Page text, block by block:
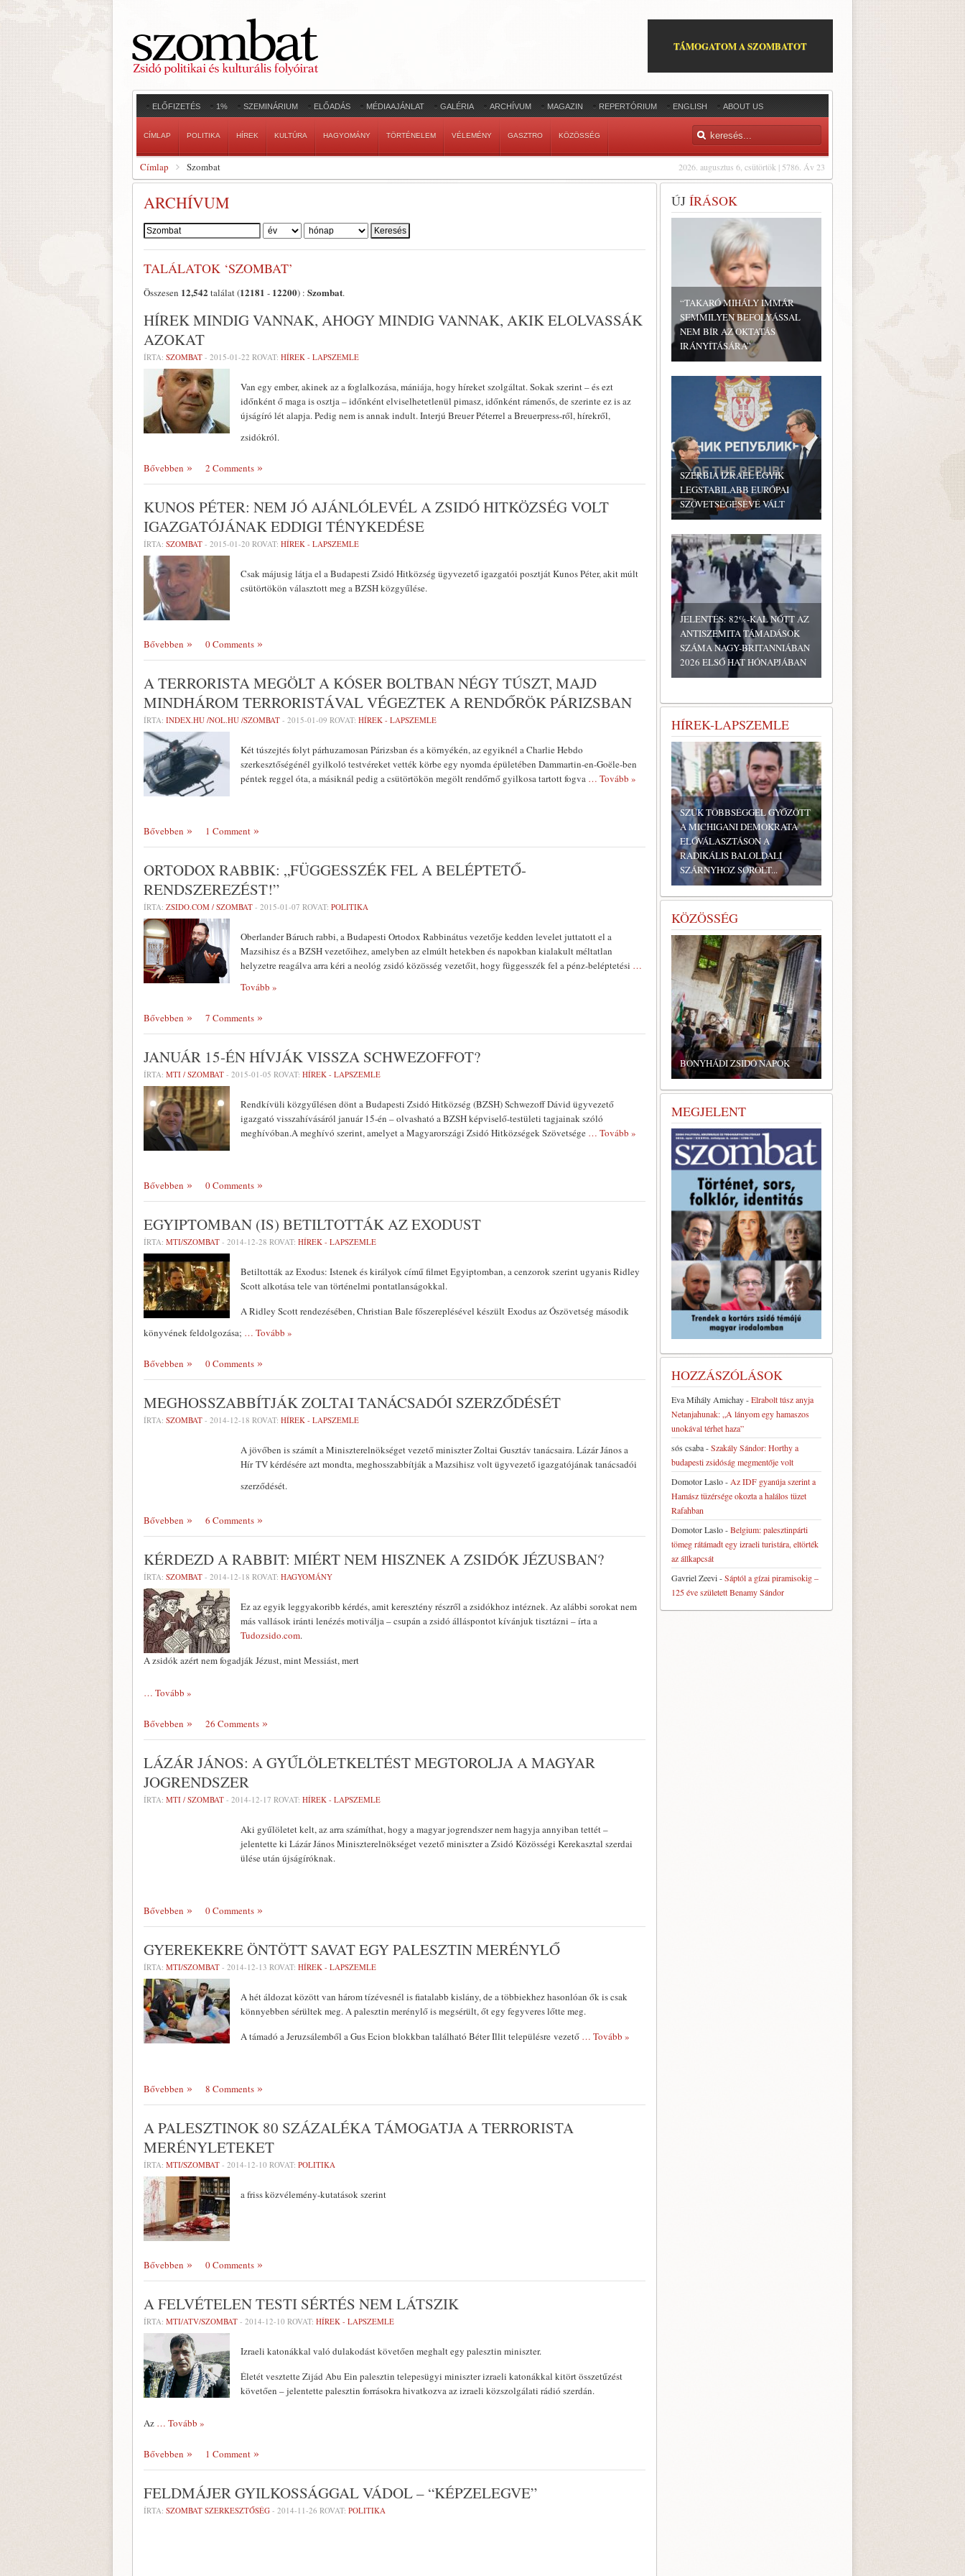
TÁMOGATOM A SZOMBATOT
ELŐFIZETÉS 1% SZEMINÁRIUM ELŐADÁS MÉDIAAJÁNLAT GALÉRIA ARCHÍVUM MAGAZIN REPERTÓRIUM ENGLISH ABOUT US
CÍMLAP POLITIKA HÍREK KULTÚRA HAGYOMÁNY TÖRTÉNELEM VÉLEMÉNY GASZTRO KÖZÖSSÉG
2026. augusztus 6, csütörtök | 5786. Áv 23
Címlap Szombat
ARCHÍVUM
Szerző:
TALÁLATOK ‘SZOMBAT’
Összesen 12,542 találat (12181 - 12200) : Szombat.
HÍREK MINDIG VANNAK, AHOGY MINDIG VANNAK, AKIK ELOLVASSÁK
AZOKAT
ÍRTA: SZOMBAT - 2015-01-22 ROVAT: HÍREK - LAPSZEMLE
Van egy ember, akinek az a foglalkozása, mániája, hogy híreket szolgáltat. Sokak szerint – és ezt
időnként ő maga is osztja – időnként elviselhetetlenül pimasz, időnként rámenős, de szerinte ez is az
újságíró lét alapja. Pedig nem is annak indult. Interjú Breuer Péterrel a Breuerpress-ről, hírekről,
zsidókról.
Bővebben 2 Comments
KUNOS PÉTER: NEM JÓ AJÁNLÓLEVÉL A ZSIDÓ HITKÖZSÉG VOLT
IGAZGATÓJÁNAK EDDIGI TÉNYKEDÉSE
ÍRTA: SZOMBAT - 2015-01-20 ROVAT: HÍREK - LAPSZEMLE
Csak májusig látja el a Budapesti Zsidó Hitközség ügyvezető igazgatói posztját Kunos Péter, akit múlt
csütörtökön választott meg a BZSH közgyűlése.
Bővebben 0 Comments
A TERRORISTA MEGÖLT A KÓSER BOLTBAN NÉGY TÚSZT, MAJD
MINDHÁROM TERRORISTÁVAL VÉGEZTEK A RENDŐRÖK PÁRIZSBAN
ÍRTA: INDEX.HU /NOL.HU /SZOMBAT - 2015-01-09 ROVAT: HÍREK - LAPSZEMLE
Két túszejtés folyt párhuzamosan Párizsban és a környékén, az egyiknél a Charlie Hebdo
szerkesztőségénél gyilkoló testvéreket vették körbe egy nyomda épületében Dammartin-en-Goële-ben
péntek reggel óta, a másiknál pedig a csütörtökön megölt rendőrnő gyilkosa tartott fogva … Tovább »
Bővebben 1 Comment
ORTODOX RABBIK: „FÜGGESSZÉK FEL A BELÉPTETŐ-
RENDSZEREZÉST!”
ÍRTA: ZSIDO.COM / SZOMBAT - 2015-01-07 ROVAT: POLITIKA
Oberlander Báruch rabbi, a Budapesti Ortodox Rabbinátus vezetője kedden levelet juttatott el a
Mazsihisz és a BZSH vezetőihez, amelyben az elmúlt hetekben és napokban kialakult méltatlan
helyzetre reagálva arra kéri a neológ zsidó közösség vezetőit, hogy függesszék fel a pénz-beléptetési …
Tovább »
Bővebben 7 Comments
JANUÁR 15-ÉN HÍVJÁK VISSZA SCHWEZOFFOT?
ÍRTA: MTI / SZOMBAT - 2015-01-05 ROVAT: HÍREK - LAPSZEMLE
Rendkívüli közgyűlésen dönt a Budapesti Zsidó Hitközség (BZSH) Schwezoff Dávid ügyvezető
igazgató visszahívásáról január 15-én – olvasható a BZSH képviselő-testületi tagjainak szóló
meghívóban.A meghívó szerint, amelyet a Magyarországi Zsidó Hitközségek Szövetsége … Tovább »
Bővebben 0 Comments
EGYIPTOMBAN (IS) BETILTOTTÁK AZ EXODUST
ÍRTA: MTI/SZOMBAT - 2014-12-28 ROVAT: HÍREK - LAPSZEMLE
Betiltották az Exodus: Istenek és királyok című filmet Egyiptomban, a cenzorok szerint ugyanis Ridley
Scott alkotása tele van történelmi pontatlanságokkal.
A Ridley Scott rendezésében, Christian Bale főszereplésével készült Exodus az Ószövetség második
könyvének feldolgozása; … Tovább »
Bővebben 0 Comments
MEGHOSSZABBÍTJÁK ZOLTAI TANÁCSADÓI SZERZŐDÉSÉT
ÍRTA: SZOMBAT - 2014-12-18 ROVAT: HÍREK - LAPSZEMLE
A jövőben is számít a Miniszterelnökséget vezető miniszter Zoltai Gusztáv tanácsaira. Lázár János a
Hír TV kérdésére azt mondta, meghosszabbítják a Mazsihisz volt ügyvezető igazgatójának tanácsadói
szerződését.
Bővebben 6 Comments
KÉRDEZD A RABBIT: MIÉRT NEM HISZNEK A ZSIDÓK JÉZUSBAN?
ÍRTA: SZOMBAT - 2014-12-18 ROVAT: HAGYOMÁNY
Ez az egyik leggyakoribb kérdés, amit keresztény részről a zsidókhoz intéznek. Az alábbi sorokat nem
más vallások iránti lenézés motiválja – csupán a zsidó álláspontot kívánjuk tisztázni – írta a
Tudozsido.com.
A zsidók azért nem fogadják Jézust, mint Messiást, mert
… Tovább »
Bővebben 26 Comments
LÁZÁR JÁNOS: A GYŰLÖLETKELTÉST MEGTOROLJA A MAGYAR
JOGRENDSZER
ÍRTA: MTI / SZOMBAT - 2014-12-17 ROVAT: HÍREK - LAPSZEMLE
Aki gyűlöletet kelt, az arra számíthat, hogy a magyar jogrendszer nem hagyja annyiban tettét –
jelentette ki Lázár János Miniszterelnökséget vezető miniszter a Zsidó Közösségi Kerekasztal szerdai
ülése után újságíróknak.
Bővebben 0 Comments
GYEREKEKRE ÖNTÖTT SAVAT EGY PALESZTIN MERÉNYLŐ
ÍRTA: MTI/SZOMBAT - 2014-12-13 ROVAT: HÍREK - LAPSZEMLE
A hét áldozat között van három tízévesnél is fiatalabb kislány, de a többiekhez hasonlóan ők is csak
könnyebben sérültek meg. A palesztin merénylő is megsérült, őt egy fegyveres lőtte meg.
A támadó a Jeruzsálemből a Gus Ecion blokkban található Béter Illit településre vezető … Tovább »
Bővebben 8 Comments
A PALESZTINOK 80 SZÁZALÉKA TÁMOGATJA A TERRORISTA
MERÉNYLETEKET
ÍRTA: MTI/SZOMBAT - 2014-12-10 ROVAT: POLITIKA
a friss közvélemény-kutatások szerint
Bővebben 0 Comments
A FELVÉTELEN TESTI SÉRTÉS NEM LÁTSZIK
ÍRTA: MTI/ATV/SZOMBAT - 2014-12-10 ROVAT: HÍREK - LAPSZEMLE
Izraeli katonákkal való dulakodást követően meghalt egy palesztin miniszter.
Életét vesztette Zijád Abu Ein palesztin telepesügyi miniszter izraeli katonákkal kitört összetűzést
követően – jelentette palesztin forrásokra hivatkozva az izraeli közszolgálati rádió szerdán.
Az … Tovább »
Bővebben 1 Comment
FELDMÁJER GYILKOSSÁGGAL VÁDOL – “KÉPZELEGVE”
ÍRTA: SZOMBAT SZERKESZTŐSÉG - 2014-11-26 ROVAT: POLITIKA
ÚJ ÍRÁSOK
“TAKARÓ MIHÁLY IMMÁR
SEMMILYEN BEFOLYÁSSAL
NEM BÍR AZ OKTATÁS
IRÁNYÍTÁSÁRA”
SZERBIA IZRAEL EGYIK
LEGSTABILABB EURÓPAI
SZÖVETSÉGESÉVÉ VÁLT
JELENTÉS: 82%-KAL NŐTT AZ
ANTISZEMITA TÁMADÁSOK
SZÁMA NAGY-BRITANNIÁBAN
2026 ELSŐ HAT HÓNAPJÁBAN
HÍREK-LAPSZEMLE
SZŰK TÖBBSÉGGEL GYŐZÖTT
A MICHIGANI DEMOKRATA
ELŐVÁLASZTÁSON A
RADIKÁLIS BALOLDALI
SZÁRNYHOZ SOROLT...
KÖZÖSSÉG
BONYHÁDI ZSIDÓ NAPOK
MEGJELENT
HOZZÁSZÓLÁSOK
Eva Mihály Amichay-Elrabolt túsz anyja
Netanjahunak: „A lányom egy hamaszos
unokával térhet haza”
sós csaba-Szakály Sándor: Horthy a
budapesti zsidóság megmentője volt
Domotor Laslo- Az IDF gyanúja szerint a
Hamász tüzérsége okozta a halálos tüzet
Rafahban
Domotor Laslo-Belgium: palesztinpárti
tömeg rátámadt egy izraeli turistára, eltörték
az állkapcsát
Gavriel Zeevi-Sáptól a gízai piramisokig –
125 éve született Benamy Sándor